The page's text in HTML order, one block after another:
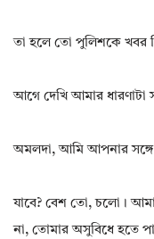
তা হলে তো পুলিশকে খবর
আগে দেখি আমার ধারণাটা
অমলদা, আমি আপনার সঙ্গে
যাবে? বেশ তো, চলো।
না, তোমার অসুবিধে হতে